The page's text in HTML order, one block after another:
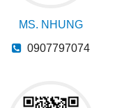
MS. NHUNG
0907797074